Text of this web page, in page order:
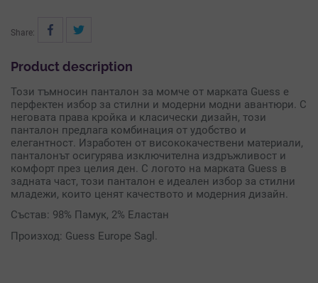
Share:
Product description
Този тъмносин панталон за момче от марката Guess е
перфектен избор за стилни и модерни модни авантюри. С
неговата права кройка и класически дизайн, този
панталон предлага комбинация от удобство и
елегантност. Изработен от висококачествени материали,
панталонът осигурява изключителна издръжливост и
комфорт през целия ден. С логото на марката Guess в
задната част, този панталон е идеален избор за стилни
младежи, които ценят качеството и модерния дизайн.
Състав: 98% Памук, 2% Еластан
Произход: Guess Europe Sagl.